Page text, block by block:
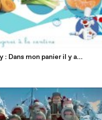
Dans mon panier il y a...